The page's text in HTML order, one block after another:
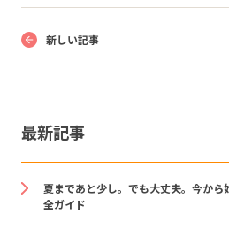
新しい記事
最新記事
夏まであと少し。でも大丈夫。今から
全ガイド